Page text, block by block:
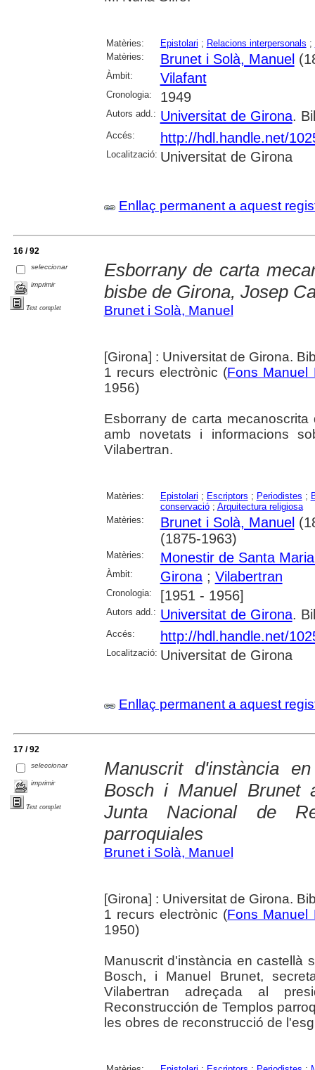
Matèries: Epistolari ; Relacions interpersonals ;
Matèries:
Brunet i Solà, Manuel
Àmbit: Vilafant
Cronologia: 1949
Autors add.: Universitat de Girona.
Accés: http://hdl.handle.net/
Localització: Universitat de Girona
Enllaç permanent a aquest
16 / 92
seleccionar
imprimir
Text complet
Esborrany de carta
bisbe de Girona, Josep
Brunet i Solà, Manuel
[Girona] : Universitat de Girona.
1 recurs electrònic (Fons Manuel
1956)
Esborrany de carta
amb novetats i informacions
Vilabertran.
Matèries: Epistolari ; Escriptors ; Periodistes ;
conservació; Arquitectura religiosa
Matèries:
Brunet i Solà, Manuel
(1875-1963)
Matèries: Monestir de Santa
Àmbit: Girona; Vilabertran
Cronologia: [1951 - 1956]
Autors add.: Universitat de Girona.
Accés: http://hdl.handle.net/
Localització: Universitat de Girona
Enllaç permanent a aquest
17 / 92
seleccionar
imprimir
Text complet
Manuscrit d'instància
Bosch i Manuel Brunet
Junta Nacional de
parroquiales
Brunet i Solà, Manuel
[Girona] : Universitat de Girona.
1 recurs electrònic (Fons Manuel
1950)
Manuscrit d'instància en castellà
Bosch, i Manuel Brunet,
Vilabertran adreçada al
Reconstrucción de Templos
les obres de reconstrucció de